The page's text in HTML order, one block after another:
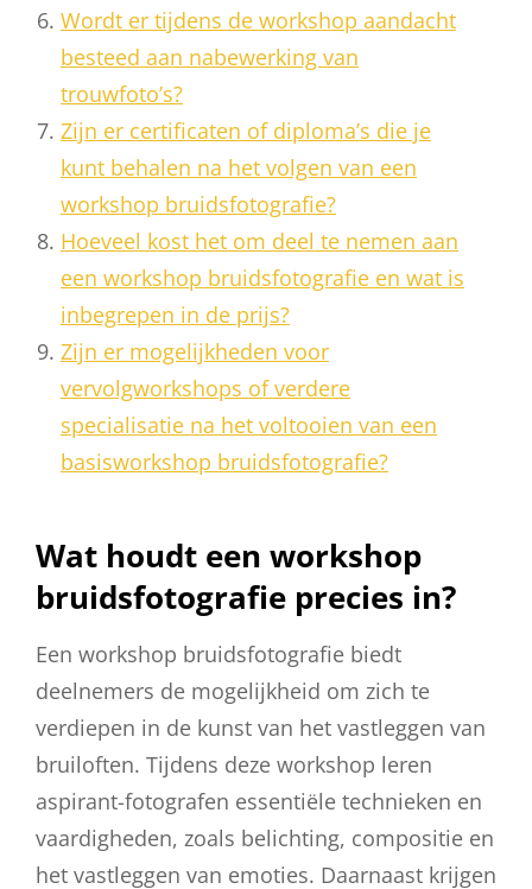
Wordt er tijdens de workshop aandacht
besteed aan nabewerking van
trouwfoto’s?
Zijn er certificaten of diploma’s die je
kunt behalen na het volgen van een
workshop bruidsfotografie?
Hoeveel kost het om deel te nemen aan
een workshop bruidsfotografie en wat is
inbegrepen in de prijs?
Zijn er mogelijkheden voor
vervolgworkshops of verdere
specialisatie na het voltooien van een
basisworkshop bruidsfotografie?
Wat houdt een workshop
bruidsfotografie precies in?
Een workshop bruidsfotografie biedt
deelnemers de mogelijkheid om zich te
verdiepen in de kunst van het vastleggen van
bruiloften. Tijdens deze workshop leren
aspirant-fotografen essentiële technieken en
vaardigheden, zoals belichting, compositie en
het vastleggen van emoties. Daarnaast krijgen